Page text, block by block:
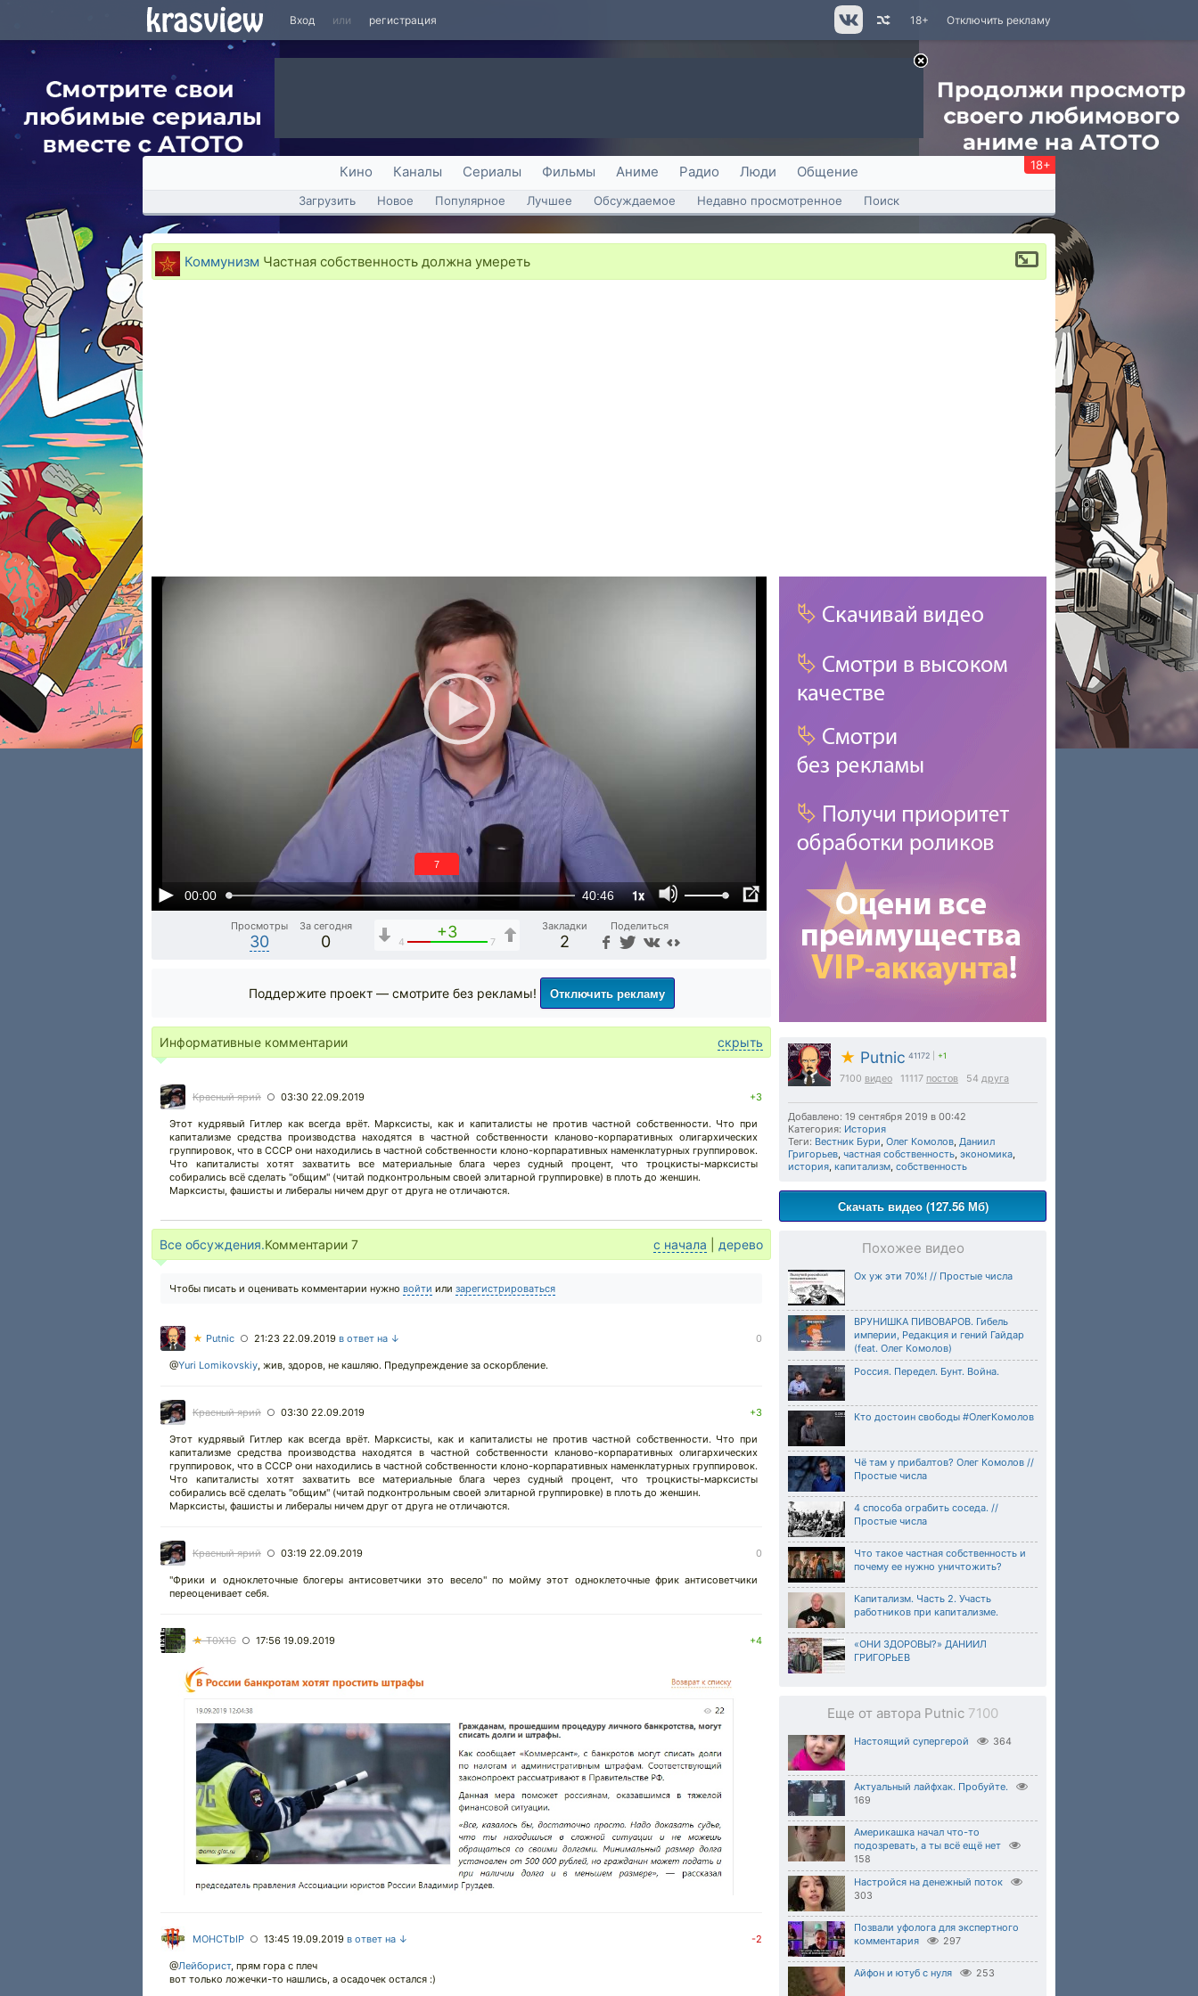
Вход или регистрация Отключить рекламу
18+
Кино Каналы Сериалы Фильмы Аниме Радио Люди Общение 18+
Загрузить Новое Популярное Лучшее Обсуждаемое Недавно просмотренное Поиск
Коммунизм Частная собственность должна умереть
00:00 40:46 1x
6
Просмотры
30
За сегодня
0
+3
4 7
Закладки
2
Поделиться
★ Putnic 41172 +1
7100 видео 11117 постов 54 друга
Добавлено: 19 сентября 2019 в 00:42
Категория: История
Теги: Вестник Бури, Олег Комолов, Даниил
Григорьев, частная собственность, экономика,
история, капитализм, собственность
Скачать видео (127.56 Мб)
Похожее видео
Ох уж эти 70%! // Простые числа
ВРУНИШКА ПИВОВАРОВ. Гибель
империи, Редакция и гений Гайдар
(feat. Олег Комолов)
Россия. Передел. Бунт. Война.
Кто достоин свободы #ОлегКомолов
Чё там у прибалтов? Олег Комолов //
Простые числа
4 способа ограбить соседа. //
Простые числа
Что такое частная собственность и
почему ее нужно уничтожить?
Капитализм. Часть 2. Участь
работников при капитализме.
«ОНИ ЗДОРОВЫ?» ДАНИИЛ
ГРИГОРЬЕВ
Еще от автора Putnic 7100
Настоящий супергерой 364
Актуальный лайфхак. Пробуйте.
169
Америкашка начал что-то
подозревать, а ты всё ещё нет
158
Настройся на денежный поток
303
Позвали уфолога для экспертного
комментария
297
Айфон и ютуб с нуля 253
Поддержите проект — смотрите без рекламы! Отключить рекламу
Информативные комментарии скрыть
Красный ярий ○ 03:30 22.09.2019 +3
Этот кудрявый Гитлер как всегда врёт. Марксисты, как и капиталисты не против частной собственности. Что при
капитализме средства производства находятся в частной собственности кланово-корпаративных олигархических
группировок, что в СССР они находились в частной собственности клоно-корпаративных наменклатурных группировок.
Что капиталисты хотят захватить все материальные блага через судный процент, что троцкисты-марксисты
собирались всё сделать "общим" (читай подконтрольным своей элитарной группировке) в плоть до женшин.
Марксисты, фашисты и либералы ничем друг от друга не отличаются.
Все обсуждения.Комментарии 7 с начала дерево
Чтобы писать и оценивать комментарии нужно войти или зарегистрироваться
★ Putnic ○ 21:23 22.09.2019 в ответ на ↓ 0
@Yuri Lomikovskiy, жив, здоров, не кашляю. Предупреждение за оскорбление.
Красный ярий ○ 03:30 22.09.2019 +3
Этот кудрявый Гитлер как всегда врёт. Марксисты, как и капиталисты не против частной собственности. Что при
капитализме средства производства находятся в частной собственности кланово-корпаративных олигархических
группировок, что в СССР они находились в частной собственности клоно-корпаративных наменклатурных группировок.
Что капиталисты хотят захватить все материальные блага через судный процент, что троцкисты-марксисты
собирались всё сделать "общим" (читай подконтрольным своей элитарной группировке) в плоть до женшин.
Марксисты, фашисты и либералы ничем друг от друга не отличаются.
Красный ярий ○ 03:19 22.09.2019 0
"Фрики и одноклеточные блогеры антисоветчики это весело" по мойму этот одноклеточные фрик антисоветчики
переоценивает себя.
★T0X1C ○ 17:56 19.09.2019 +4
MOHCTbIP ○ 13:45 19.09.2019 в ответ на ↓ -2
@Лейборист, прям гора с плеч
вот только ложечки-то нашлись, а осадочек остался :)